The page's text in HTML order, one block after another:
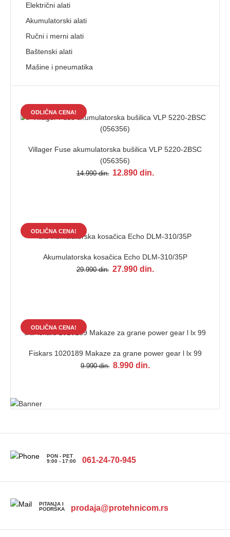
Električni alati
Akumulatorski alati
Ručni i merni alati
Baštenski alati
Mašine i pneumatika
ODLIČNA CENA!
Villager Fuse akumulatorska bušilica VLP 5220-2BSC
(056356)
14.990 din. 12.890 din.
ODLIČNA CENA!
Akumulatorska kosačica Echo DLM-310/35P
29.990 din. 27.990 din.
ODLIČNA CENA!
Fiskars 1020189 Makaze za grane power gear l lx 99
9.990 din. 8.990 din.
PON - PET
9:00 - 17:00
061-24-70-945
PITANJA I
PODRŠKA
prodaja@protehnicom.rs